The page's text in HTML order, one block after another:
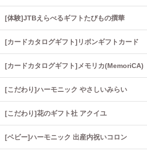
[体験]JTBえらべるギフトたびもの撰華
[カードカタログギフト]リボンギフトカード
[カードカタログギフト]メモリカ(MemoriCA)
[こだわり]ハーモニック やさしいみらい
[こだわり]花のギフト社 アクイユ
[ベビー]ハーモニック 出産内祝いコロン